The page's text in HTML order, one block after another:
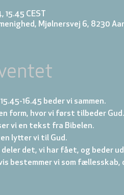
15.45 CEST
Mjølnersvej 6, 8230
16.45 beder vi sammen.
form, hvor vi først tilbeder Gud.
vi en tekst fra Bibelen.
lytter vi til Gud.
deler det, vi har fået, og beder
bestemmer vi som fællesskab,